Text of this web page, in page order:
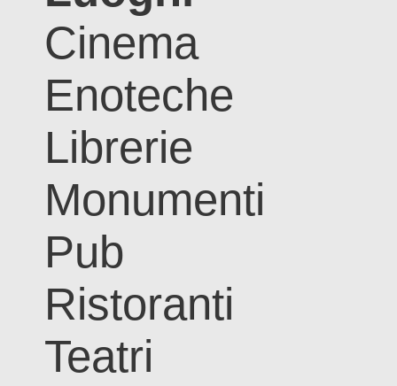
Cinema
Enoteche
Librerie
Monumenti
Pub
Ristoranti
Teatri